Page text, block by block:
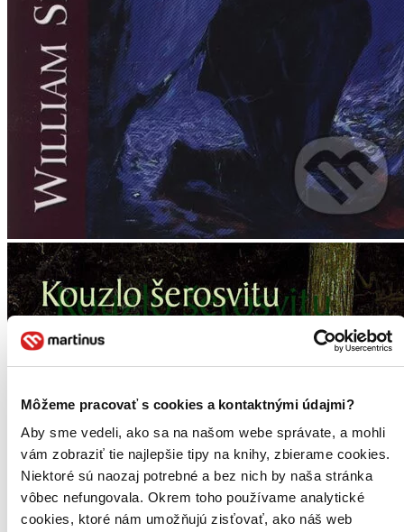
Môžeme pracovať s cookies a kontaktnými údajmi?
Aby sme vedeli, ako sa na našom webe správate, a mohli
vám zobraziť tie najlepšie tipy na knihy, zbierame cookies.
Niektoré sú naozaj potrebné a bez nich by naša stránka
vôbec nefungovala. Okrem toho používame analytické
cookies, ktoré nám umožňujú zisťovať, ako náš web